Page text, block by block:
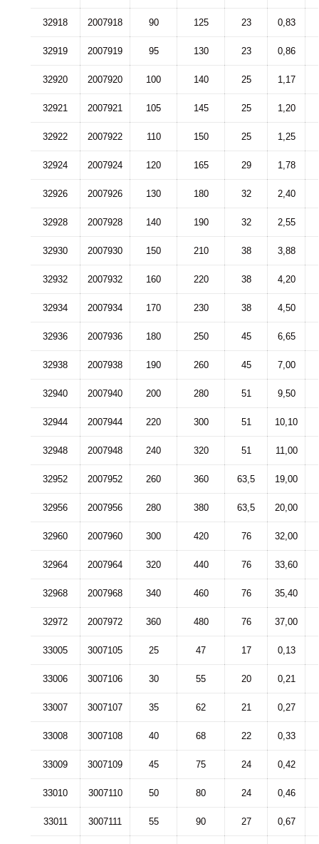
32918 2007918 90 125 23 0,83
32919 2007919 95 130 23 0,86
32920 2007920 100 140 25 1,17
32921 2007921 105 145 25 1,20
32922 2007922 110 150 25 1,25
32924 2007924 120 165 29 1,78
32926 2007926 130 180 32 2,40
32928 2007928 140 190 32 2,55
32930 2007930 150 210 38 3,88
32932 2007932 160 220 38 4,20
32934 2007934 170 230 38 4,50
32936 2007936 180 250 45 6,65
32938 2007938 190 260 45 7,00
32940 2007940 200 280 51 9,50
32944 2007944 220 300 51 10,10
32948 2007948 240 320 51 11,00
32952 2007952 260 360 63,5 19,00
32956 2007956 280 380 63,5 20,00
32960 2007960 300 420 76 32,00
32964 2007964 320 440 76 33,60
32968 2007968 340 460 76 35,40
32972 2007972 360 480 76 37,00
33005 3007105 25 47 17 0,13
33006 3007106 30 55 20 0,21
33007 3007107 35 62 21 0,27
33008 3007108 40 68 22 0,33
33009 3007109 45 75 24 0,42
33010 3007110 50 80 24 0,46
33011 3007111 55 90 27 0,67